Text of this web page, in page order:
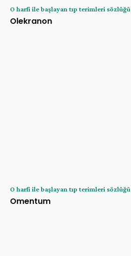
O harfi ile başlayan tıp terimleri sözlüğü
Olekranon
O harfi ile başlayan tıp terimleri sözlüğü
Omentum